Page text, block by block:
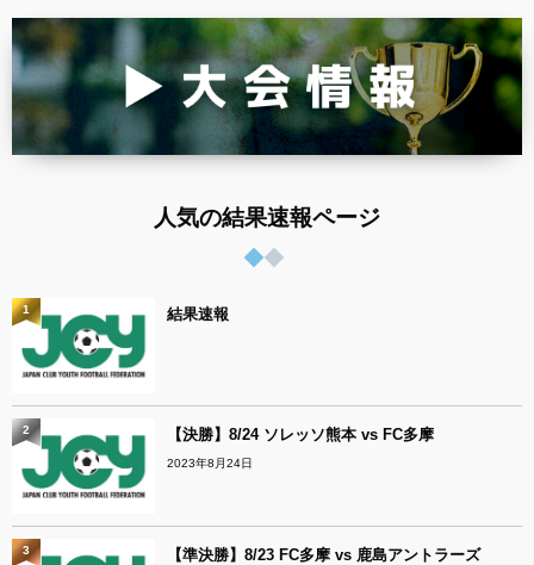
人気の結果速報ページ
結果速報
1
【決勝】8/24 ソレッソ熊本 vs FC多摩
2023年8月24日
2
【準決勝】8/23 FC多摩 vs 鹿島アントラーズ
3